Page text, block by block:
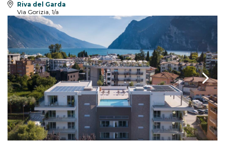
Riva del Garda
Via Gorizia, 1/a